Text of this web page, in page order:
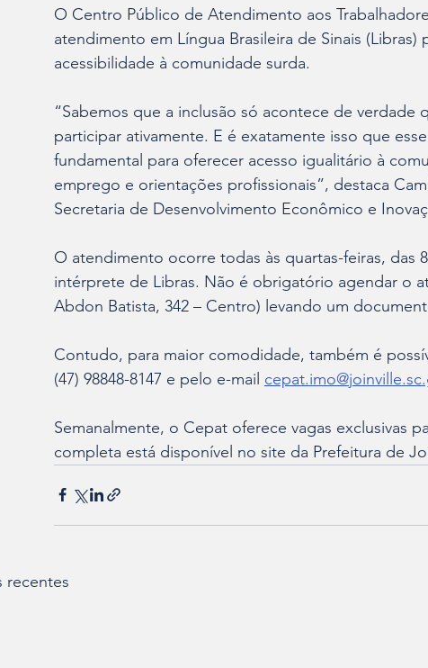
O Centro Público de Atendimento aos
atendimento em Língua Brasileira de Sinais
acessibilidade à comunidade surda.
“Sabemos que a inclusão só acontece de
participar ativamente. E é exatamente isso que
fundamental para oferecer acesso igualitário à
emprego e orientações profissionais”, destaca
Secretaria de Desenvolvimento Econômico e
O atendimento ocorre todas às quartas-feiras, das
intérprete de Libras. Não é obrigatório agendar o
Abdon Batista, 342 – Centro) levando um
Contudo, para maior comodidade, também é
(47) 98848-8147 e pelo e-mail
Semanalmente, o Cepat oferece vagas exclusivas
completa está disponível no site da Prefeitura de
recentes